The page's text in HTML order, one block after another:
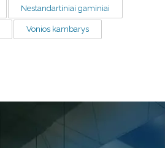
Nestandartiniai gaminiai
Vonios kambarys